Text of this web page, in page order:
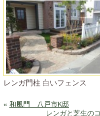
レンガ門柱 白いフェンス
« 和風門 八戸市K邸
レンガと芝生の